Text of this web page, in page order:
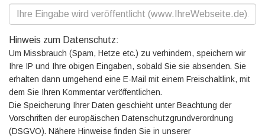
Hinweis zum Datenschutz:
Um Missbrauch (Spam, Hetze etc.) zu verhindern, speichern wir
Ihre IP und Ihre obigen Eingaben, sobald Sie sie absenden. Sie
erhalten dann umgehend eine E-Mail mit einem Freischaltlink, mit
dem Sie Ihren Kommentar veröffentlichen.
Die Speicherung Ihrer Daten geschieht unter Beachtung der
Vorschriften der europäischen Datenschutzgrundverordnung
(DSGVO). Nähere Hinweise finden Sie in unserer